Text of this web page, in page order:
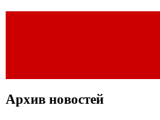
Архив новостей